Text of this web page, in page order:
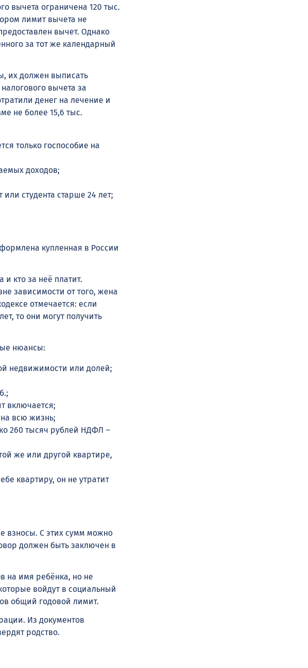
вычета ограничена 120 тыс.
лимит вычета не
вычет. Однако
за тот же календарный
их должен выписать
вычета за
денег на лечение и
не более 15,6 тыс.
только госпособие на
доходов;
студента старше 24 лет;
купленная в России
кто за неё платит.
зависимости от того, жена
отмечается: если
то они могут получить
нюансы:
недвижимости или долей;
включается;
всю жизнь;
260 тысяч рублей НДФЛ –
же или другой квартире,
квартиру, он не утратит
взносы. С этих сумм можно
должен быть заключен в
на имя ребёнка, но не
войдут в социальный
общий годовой лимит.
Из документов
родство.